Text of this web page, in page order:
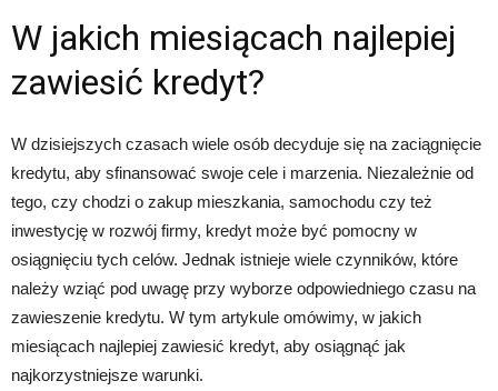
W jakich miesiącach najlepiej
zawiesić kredyt?
W dzisiejszych czasach wiele osób decyduje się na zaciągnięcie
kredytu, aby sfinansować swoje cele i marzenia. Niezależnie od
tego, czy chodzi o zakup mieszkania, samochodu czy też
inwestycję w rozwój firmy, kredyt może być pomocny w
osiągnięciu tych celów. Jednak istnieje wiele czynników, które
należy wziąć pod uwagę przy wyborze odpowiedniego czasu na
zawieszenie kredytu. W tym artykule omówimy, w jakich
miesiącach najlepiej zawiesić kredyt, aby osiągnąć jak
najkorzystniejsze warunki.